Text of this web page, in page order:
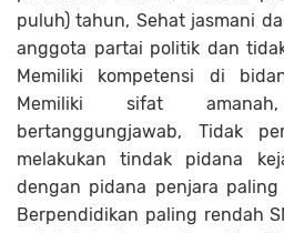
puluh) tahun, Sehat jasmani
anggota partai politik dan
Memiliki kompetensi di
Memiliki sifat
bertanggungjawab, Tidak
melakukan tindak pidana
dengan pidana penjara
Berpendidikan paling rendah